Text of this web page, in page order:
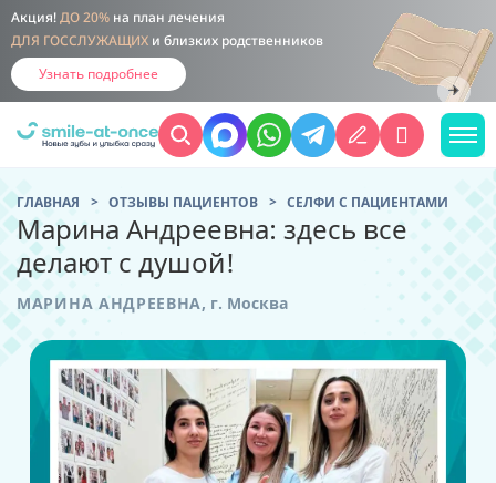
Акция! ДО 20% на план лечения
ДЛЯ ГОССЛУЖАЩИХ и близких родственников
Узнать подробнее
ГЛАВНАЯ ОТЗЫВЫ ПАЦИЕНТОВ CЕЛФИ С ПАЦИЕНТАМИ
Марина Андреевна: здесь все
делают с душой!
МАРИНА АНДРЕЕВНА, г. Москва